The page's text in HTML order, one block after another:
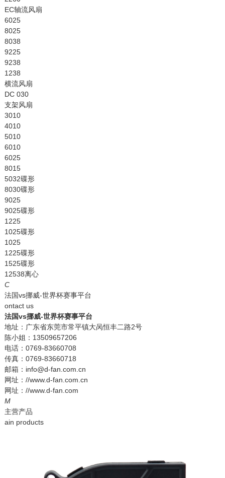
EC轴流风扇
6025
8025
8038
9225
9238
1238
横流风扇
DC 030
支架风扇
3010
4010
5010
6010
6025
8015
5032碟形
8030碟形
9025
9025碟形
1225
1025碟形
1025
1225碟形
1525碟形
12538离心
C
法国vs挪威-世界杯赛事平台
ontact us
法国vs挪威-世界杯赛事平台
地址：广东省东莞市常平镇大呙恒丰二路2号
陈小姐：13509657206
电话：0769-83660708
传真：0769-83660718
邮箱：info@d-fan.com.cn
网址：//www.d-fan.com.cn
网址：//www.d-fan.com
M
主营产品
ain products